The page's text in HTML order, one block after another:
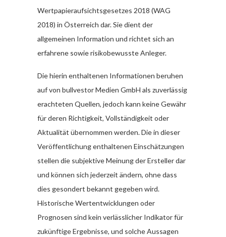
Wertpapieraufsichtsgesetzes 2018 (WAG
2018) in Österreich dar. Sie dient der
allgemeinen Information und richtet sich an
erfahrene sowie risikobewusste Anleger.
Die hierin enthaltenen Informationen beruhen
auf von bullvestor Medien GmbH als zuverlässig
erachteten Quellen, jedoch kann keine Gewähr
für deren Richtigkeit, Vollständigkeit oder
Aktualität übernommen werden. Die in dieser
Veröffentlichung enthaltenen Einschätzungen
stellen die subjektive Meinung der Ersteller dar
und können sich jederzeit ändern, ohne dass
dies gesondert bekannt gegeben wird.
Historische Wertentwicklungen oder
Prognosen sind kein verlässlicher Indikator für
zukünftige Ergebnisse, und solche Aussagen